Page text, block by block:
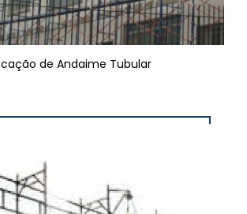
de Andaime Tubular